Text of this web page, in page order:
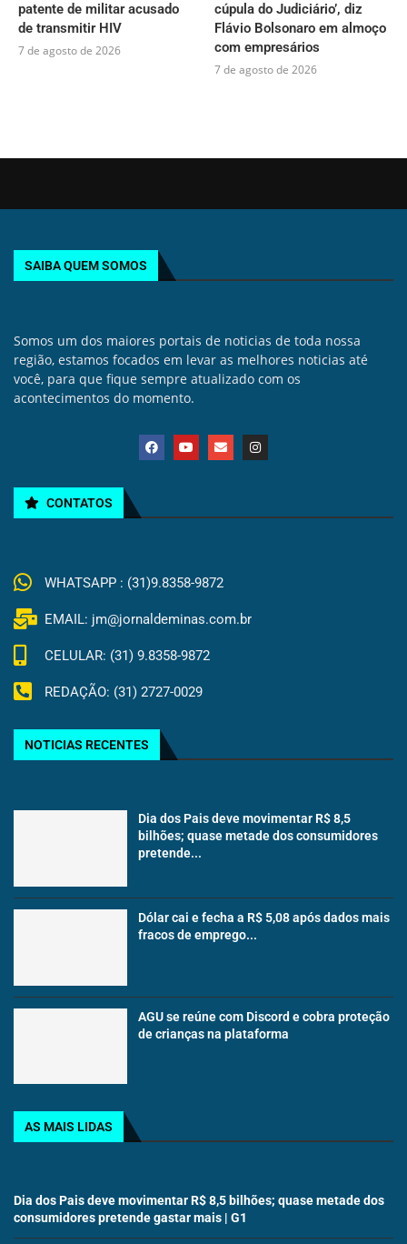
patente de militar acusado
de transmitir HIV
7 de agosto de 2026
cúpula do Judiciário’, diz
Flávio Bolsonaro em almoço
com empresários
7 de agosto de 2026
SAIBA QUEM SOMOS
Somos um dos maiores portais de noticias de toda nossa
região, estamos focados em levar as melhores noticias até
você, para que fique sempre atualizado com os
acontecimentos do momento.
CONTATOS
WHATSAPP : (31)9.8358-9872
EMAIL: jm@jornaldeminas.com.br
CELULAR: (31) 9.8358-9872
REDAÇÃO: (31) 2727-0029
NOTICIAS RECENTES
Dia dos Pais deve movimentar R$ 8,5
bilhões; quase metade dos consumidores
pretende...
Dólar cai e fecha a R$ 5,08 após dados mais
fracos de emprego...
AGU se reúne com Discord e cobra proteção
de crianças na plataforma
AS MAIS LIDAS
Dia dos Pais deve movimentar R$ 8,5 bilhões; quase metade dos
consumidores pretende gastar mais | G1